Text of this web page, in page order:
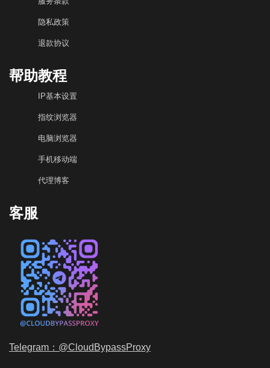
隐私政策
退款协议
帮助教程
IP基本设置
指纹浏览器
电脑浏览器
手机移动端
代理博客
客服
Telegram：@CloudBypassProxy